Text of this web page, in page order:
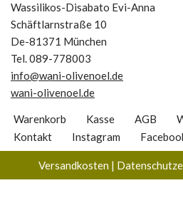
Wassilikos-Disabato Evi-Anna
Schäftlarnstraße 10
De-81371 München
Tel. 089-778003
info@wani-olivenoel.de
wani-olivenoel.de
Warenkorb Kasse AGB
Kontakt
Instagram
Versandkosten|